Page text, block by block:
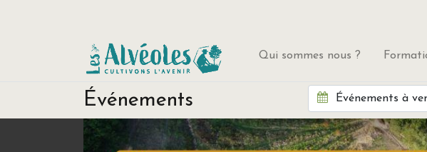
Qui sommes nous ?
Événements Événements à